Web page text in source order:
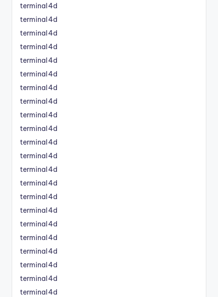
terminal4d
terminal4d
terminal4d
terminal4d
terminal4d
terminal4d
terminal4d
terminal4d
terminal4d
terminal4d
terminal4d
terminal4d
terminal4d
terminal4d
terminal4d
terminal4d
terminal4d
terminal4d
terminal4d
terminal4d
terminal4d
terminal4d